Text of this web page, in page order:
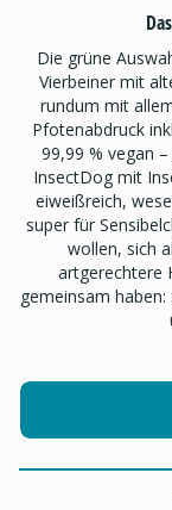
Die grüne
Vierbeiner mit
rundum mit
Pfotenabdruck
99,99 % vegan
InsectDog mit
eiweißreich,
super für
wollen, sich
artgerechtere
gemeinsam